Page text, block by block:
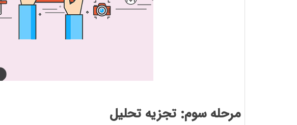
مرحله سوم: تجزیه تحلیل